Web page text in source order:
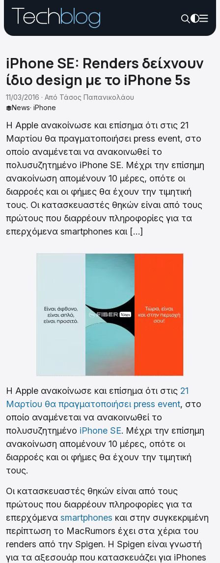
iPhone SE: Renders δείχνουν
ίδιο design με το iPhone 5s
News· iPhone
11/03/2016 · Από Τάσος Παπανικολάου
H Apple ανακοίνωσε και επίσημα ότι στις 21
Μαρτίου θα πραγματοποιήσει press event, στο
οποίο αναμένεται να ανακοινωθεί το
πολυσυζητημένο iPhone SE. Μέχρι την επίσημη
ανακοίνωση απομένουν 10 μέρες, οπότε οι
διαρροές και οι φήμες θα έχουν την τιμητική
τους. Οι κατασκευαστές θηκών είναι από τους
πρώτους που διαρρέουν πληροφορίες για τα
επερχόμενα smartphones και […]
H Apple ανακοίνωσε και επίσημα ότι στις 21
Μαρτίου θα πραγματοποιήσει press event, στο
οποίο αναμένεται να ανακοινωθεί το
πολυσυζητημένο iPhone SE. Μέχρι την επίσημη
ανακοίνωση απομένουν 10 μέρες, οπότε οι
διαρροές και οι φήμες θα έχουν την τιμητική
τους.
Οι κατασκευαστές θηκών είναι από τους
πρώτους που διαρρέουν πληροφορίες για τα
επερχόμενα smartphones και στην συγκεκριμένη
περίπτωση το MacRumors έχει στα χέρια του
renders από την Spigen. Η Spigen είναι γνωστή
για τα αξεσουάρ που κατασκευάζει για iPhones